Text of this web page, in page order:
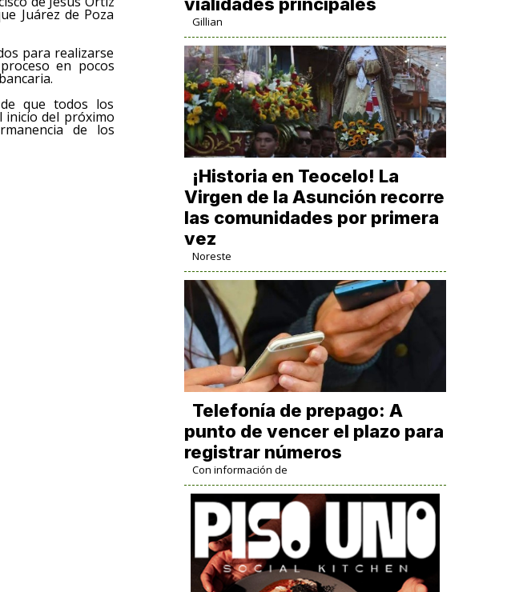
Juárez de Poza
para realizarse
en pocos
que todos los
inicio del próximo
de los
Gillian
​¡Historia en Teocelo! La
Virgen de la Asunción recorre
las comunidades por primera
vez
Noreste
Telefonía de prepago: A
punto de vencer el plazo para
registrar números
Con información de